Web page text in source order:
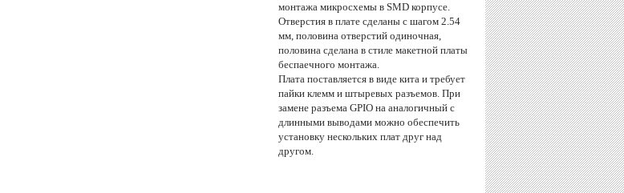
монтажа микросхемы в SMD корпусе.
Отверстия в плате сделаны с шагом 2.54
мм, половина отверстий одиночная,
половина сделана в стиле макетной платы
беспаечного монтажа.
Плата поставляется в виде кита и требует
пайки клемм и штыревых разъемов. При
замене разъема GPIO на аналогичный с
длинными выводами можно обеспечить
установку нескольких плат друг над
другом.